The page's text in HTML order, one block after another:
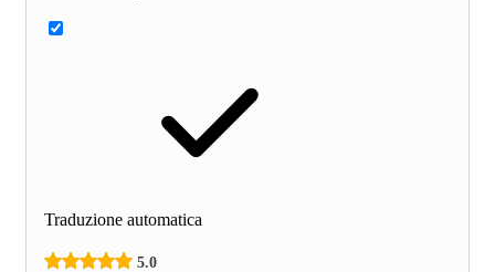
Traduzione automatica
5.0